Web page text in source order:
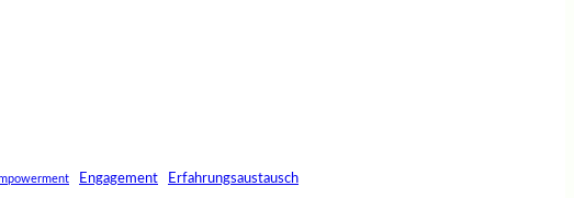
Engagement Erfahrungsaustausch